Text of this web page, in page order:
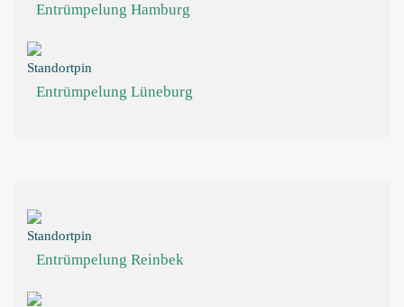
Entrümpelung Hamburg
Entrümpelung Lüneburg
Entrümpelung Reinbek